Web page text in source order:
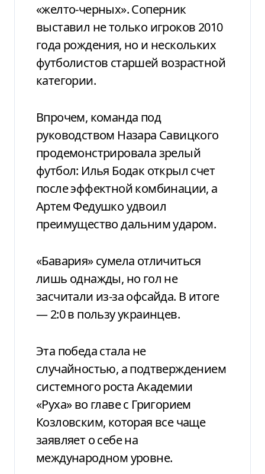
«желто-черных». Соперник
выставил не только игроков 2010
года рождения, но и нескольких
футболистов старшей возрастной
категории.
Впрочем, команда под
руководством Назара Савицкого
продемонстрировала зрелый
футбол: Илья Бодак открыл счет
после эффектной комбинации, а
Артем Федушко удвоил
преимущество дальним ударом.
«Бавария» сумела отличиться
лишь однажды, но гол не
засчитали из-за офсайда. В итоге
— 2:0 в пользу украинцев.
Эта победа стала не
случайностью, а подтверждением
системного роста Академии
«Руха» во главе с Григорием
Козловским, которая все чаще
заявляет о себе на
международном уровне.